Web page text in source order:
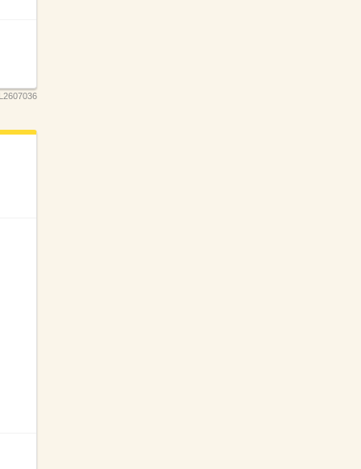
L2607036